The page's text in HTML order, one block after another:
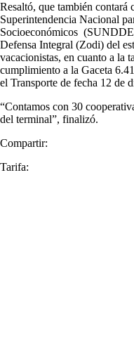
Resaltó, que también contará
Superintendencia Nacional
Socioeconómicos
Defensa Integral (Zodi) del
vacacionistas, en cuanto a la
cumplimiento a la Gaceta
el Transporte de fecha 12 de
“Contamos con 30
del terminal”, finalizó.
Compartir:
Tarifa: